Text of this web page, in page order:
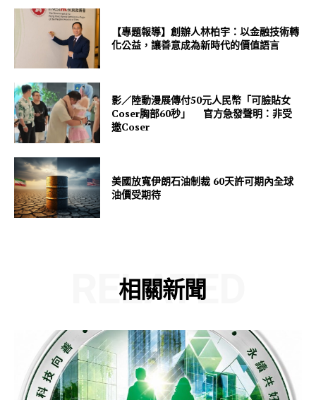
【專題報導】創辦人林柏宇：以金融技術轉
化公益，讓善意成為新時代的價值語言
影／陸動漫展傳付50元人民幣「可臉貼女
Coser胸部60秒」 官方急發聲明：非受
邀Coser
美國放寬伊朗石油制裁 60天許可期內全球
油價受期待
相關新聞
RELATED